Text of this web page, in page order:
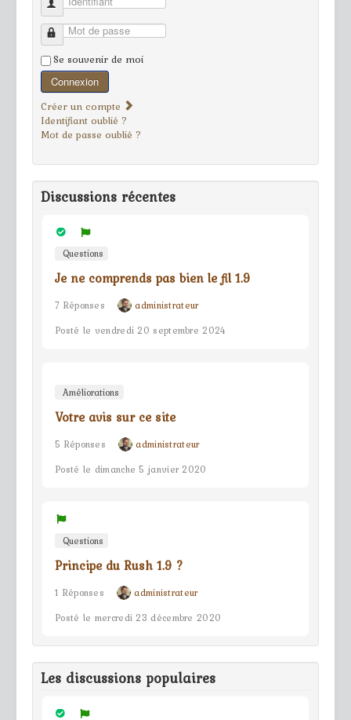
Identifiant
Mot de passe
Se souvenir de moi
Connexion
Créer un compte
Identifiant oublié ?
Mot de passe oublié ?
Discussions récentes
Questions
Je ne comprends pas bien le fil 1.9
7 Réponses
administrateur
Posté le vendredi 20 septembre 2024
Améliorations
Votre avis sur ce site
5 Réponses
administrateur
Posté le dimanche 5 janvier 2020
Questions
Principe du Rush 1.9 ?
1 Réponses
administrateur
Posté le mercredi 23 décembre 2020
Les discussions populaires